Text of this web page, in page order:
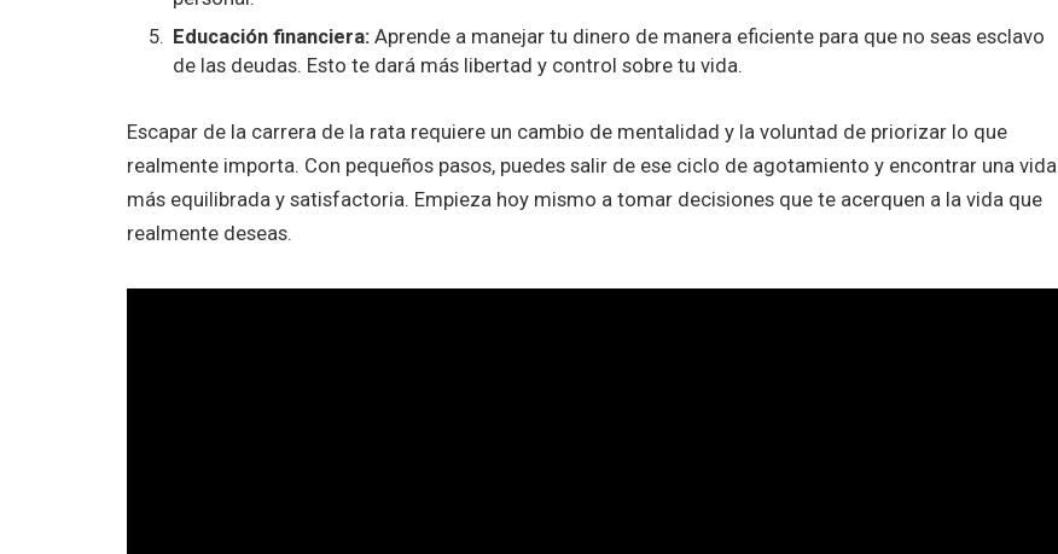
Educación financiera: Aprende a manejar tu dinero de manera eficiente para que no seas esclavo
de las deudas. Esto te dará más libertad y control sobre tu vida.
Escapar de la carrera de la rata requiere un cambio de mentalidad y la voluntad de priorizar lo que
realmente importa. Con pequeños pasos, puedes salir de ese ciclo de agotamiento y encontrar una vida
más equilibrada y satisfactoria. Empieza hoy mismo a tomar decisiones que te acerquen a la vida que
realmente deseas.